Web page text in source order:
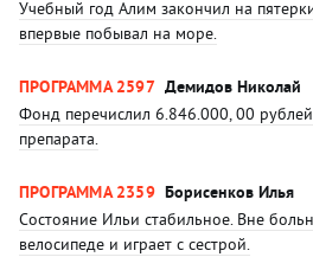
Учебный год Алим закончил на
впервые побывал на море.
ПРОГРАММА 2597 Демидов Николай
Фонд перечислил 6.846.000, 00
препарата.
ПРОГРАММА 2359 Борисенков Илья
Состояние Ильи стабильное. Вне
велосипеде и играет с сестрой.